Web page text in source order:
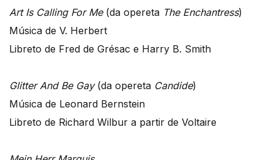
Art Is Calling For Me(da opereta The Enchantress)
Música de V. Herbert
Libreto de Fred de Grésac e Harry B. Smith
Glitter And Be Gay(da opereta Candide)
Música de Leonard Bernstein
Libreto de Richard Wilbur a partir de Voltaire